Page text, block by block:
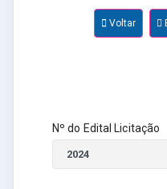
Voltar
Nº do Edital Licitação